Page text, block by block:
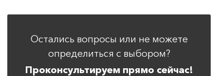
Остались вопросы или не можете
определиться с выбором?
Проконсультируем прямо сейчас!